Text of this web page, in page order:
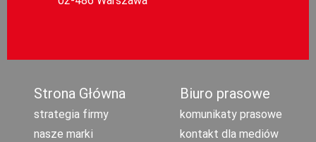
Strona Główna
strategia firmy
nasze marki
Biuro prasowe
komunikaty prasowe
kontakt dla mediów